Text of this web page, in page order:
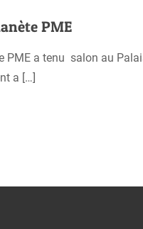
PME
PME a tenu salon au
a […]